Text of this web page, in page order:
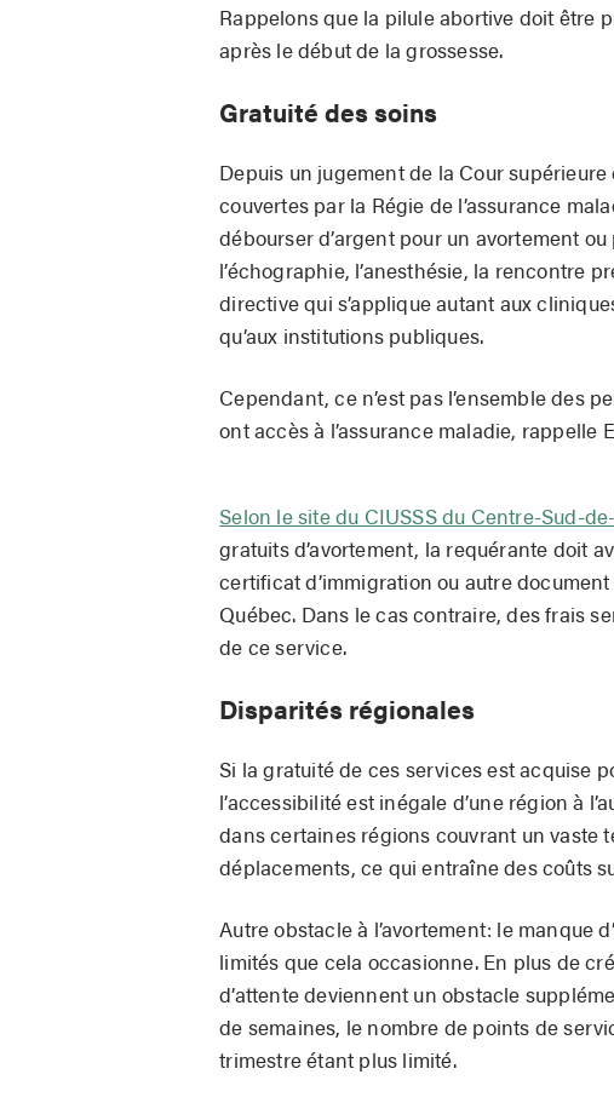
Rappelons que la pilule abortive doit être
après le début de la grossesse.
Gratuité des soins
Depuis un jugement de la Cour
couvertes par la Régie de l’assurance
débourser d’argent pour un avortement
l’échographie, l’anesthésie, la rencontre
directive qui s’applique autant aux
qu’aux institutions publiques.
Cependant, ce n’est pas l’ensemble des
ont accès à l’assurance maladie, rappelle
Selon le site du CIUSSS du Centre-Sud-
gratuits d’avortement, la requérante doit
certificat d’immigration ou autre
Québec. Dans le cas contraire, des frais
de ce service.
Disparités régionales
Si la gratuité de ces services est acquise
l’accessibilité est inégale d’une région à
dans certaines régions couvrant un vaste
déplacements, ce qui entraîne des coûts
Autre obstacle à l’avortement: le manque
limités que cela occasionne. En plus de
d’attente deviennent un obstacle
de semaines, le nombre de points de
trimestre étant plus limité.